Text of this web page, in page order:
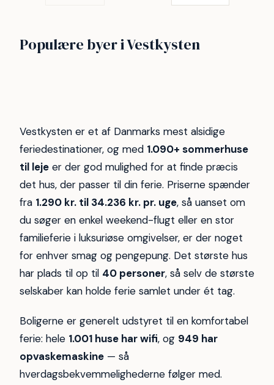
Populære byer i Vestkysten
249 173
Gjellerodde Henne strand
Søndervig Thyborøn
Vestkysten er et af Danmarks mest alsidige
feriedestinationer, og med 1.090+ sommerhuse
til leje er der god mulighed for at finde præcis
det hus, der passer til din ferie. Priserne spænder
fra 1.290 kr. til 34.236 kr. pr. uge, så uanset om
du søger en enkel weekend-flugt eller en stor
familieferie i luksuriøse omgivelser, er der noget
for enhver smag og pengepung. Det største hus
har plads til op til 40 personer, så selv de største
selskaber kan holde ferie samlet under ét tag.
Boligerne er generelt udstyret til en komfortabel
ferie: hele 1.001 huse har wifi, og 949 har
opvaskemaskine — så
hverdagsbekvemmelighederne følger med.